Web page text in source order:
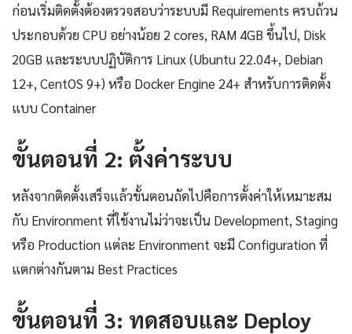
ก่อนเริ่มติดตั้งต้องตรวจสอบว่าระบบมี Requirements ครบถ้วน
ประกอบด้วย CPU อย่างน้อย 2 cores, RAM 4GB ขึ้นไป, Disk
20GB และระบบปฏิบัติการ Linux (Ubuntu 22.04+, Debian
12+, CentOS 9+) หรือ Docker Engine 24+ สำหรับการติดตั้ง
แบบ Container
ขั้นตอนที่ 2: ตั้งค่าระบบ
หลังจากติดตั้งเสร็จแล้วขั้นตอนถัดไปคือการตั้งค่าให้เหมาะสม
กับ Environment ที่ใช้งานไม่ว่าจะเป็น Development, Staging
หรือ Production แต่ละ Environment จะมี Configuration ที่
แตกต่างกันตาม Best Practices
ขั้นตอนที่ 3: ทดสอบและ Deploy